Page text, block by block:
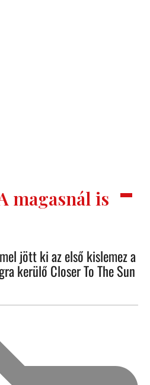
magasnál is
jött ki az első kislemez a
kerülő Closer To The Sun